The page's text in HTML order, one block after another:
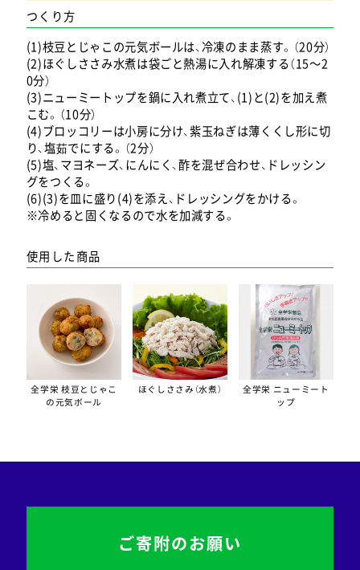
つくり方
(1)枝豆とじゃこの元気ボールは、冷凍のまま蒸す。（20分）
(2)ほぐしささみ水煮は袋ごと熱湯に入れ解凍する（15～2
0分）
(3)ニューミートップを鍋に入れ煮立て、(1)と(2)を加え煮
こむ。（10分）
(4)ブロッコリーは小房に分け、紫玉ねぎは薄くくし形に切
り、塩茹でにする。（2分）
(5)塩、マヨネーズ、にんにく、酢を混ぜ合わせ、ドレッシン
グをつくる。
(6)(3)を皿に盛り(4)を添え、ドレッシングをかける。
※冷めると固くなるので水を加減する。
使用した商品
全学栄 枝豆とじゃこ
の元気ボール
ほぐしささみ（水煮）
全学栄 ニューミート
ップ
ご寄附のお願い